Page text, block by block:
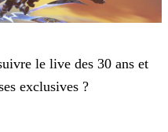
le live des 30 ans et
exclusives ?